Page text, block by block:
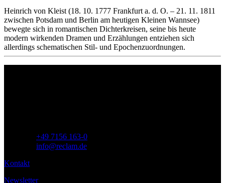
Heinrich von Kleist (18. 10. 1777 Frankfurt a. d. O. – 21. 11. 1811
zwischen Potsdam und Berlin am heutigen Kleinen Wannsee)
bewegte sich in romantischen Dichterkreisen, seine bis heute
modern wirkenden Dramen und Erzählungen entziehen sich
allerdings schematischen Stil- und Epochenzuordnungen.
+49 7156 163-0
info@reclam.de
Kontakt
Newsletter